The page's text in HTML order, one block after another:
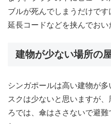
ブルが死んでしまうだけで
延長コードなどを挟んでおい
建物が少ない場所の
シンガポールは高い建物が
スクは少ないと思いますが
ろでは、傘はささないで避